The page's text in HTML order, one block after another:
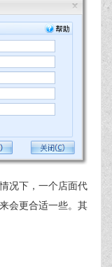
况下，一个店面代
会更合适一些。其